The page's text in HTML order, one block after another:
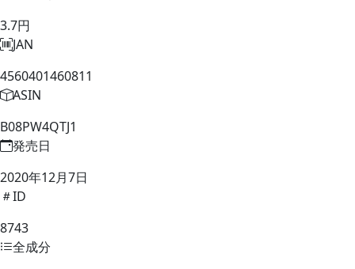
3.7円
JAN
4560401460811
ASIN
B08PW4QTJ1
発売日
2020年12月7日
ID
8743
全成分